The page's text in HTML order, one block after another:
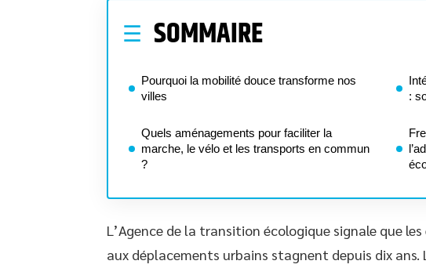
SOMMAIRE
Pourquoi la mobilité douce transforme nos
villes
Quels aménagements pour faciliter la
marche, le vélo et les transports en commun
?
:
L’Agence de la transition écologique signale que
aux déplacements urbains stagnent depuis dix